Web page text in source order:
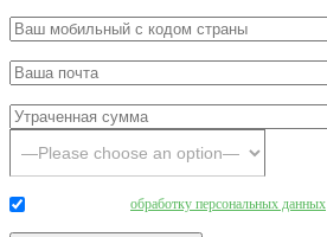
обработку персональных данных